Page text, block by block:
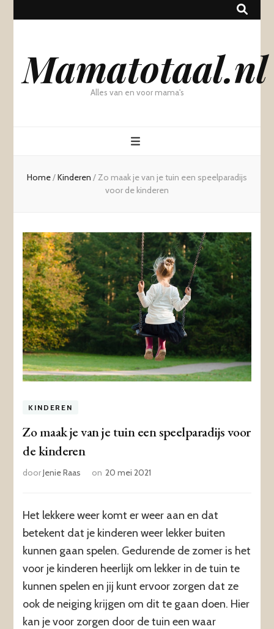
Mamatotaal.nl
Alles van en voor mama's
Home/Kinderen /Zo maak je van je tuin een speelparadijs
voor de kinderen
KINDEREN
Zo maak je van je tuin een speelparadijs voor
de kinderen
doorJenie Raas on 20 mei 2021
Het lekkere weer komt er weer aan en dat
betekent dat je kinderen weer lekker buiten
kunnen gaan spelen. Gedurende de zomer is het
voor je kinderen heerlijk om lekker in de tuin te
kunnen spelen en jij kunt ervoor zorgen dat ze
ook de neiging krijgen om dit te gaan doen. Hier
kan je voor zorgen door de tuin een waar